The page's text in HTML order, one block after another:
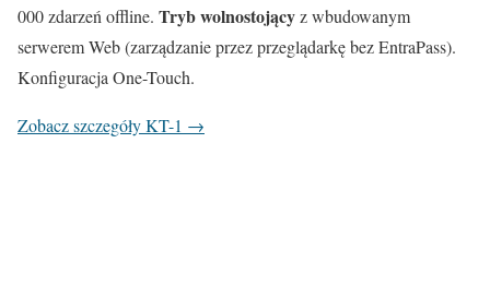
000 zdarzeń offline. Tryb wolnostojącyz wbudowanym
serwerem Web (zarządzanie przez przeglądarkę bez EntraPass).
Konfiguracja One-Touch.
Zobacz szczegóły KT-1 →